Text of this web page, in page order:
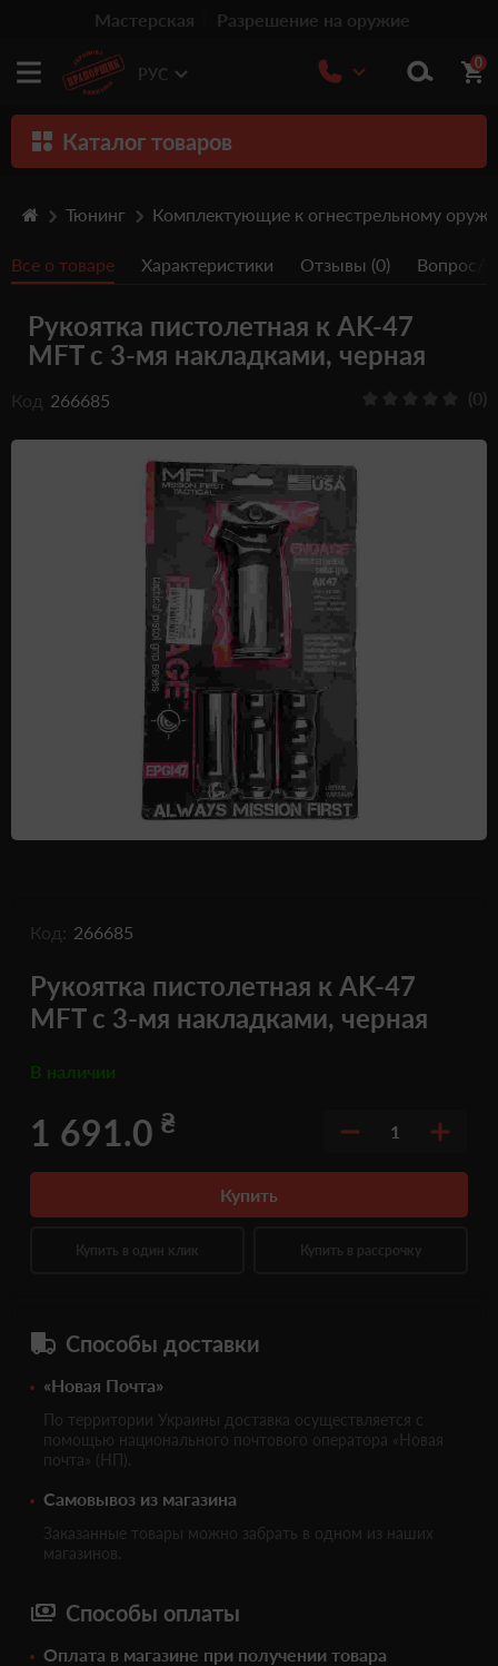
Мастерская Разрешение на оружие
РУС
0
Каталог товаров
Травматическое оружие
Пистолеты
Оптика
Тюнинг
Релоадинг патронов
Дроны (БПЛА)
Подарочные Сертификати
Тюнинг Комплектующие к огнестрельному
Все о товаре Характеристики Отзывы (0) Вопрос/
Рукоятка пистолетная к AK-47
MFT с 3-мя накладками, черная
Код 266685 (0)
Код: 266685
Рукоятка пистолетная к AK-47
MFT с 3-мя накладками, черная
В наличии
1 691.0 ₴ 1
Купить
Купить в один клик Купить в рассрочку
Способы доставки
«Новая Почта»
По территории Украины доставка осуществляется с
помощью национального почтового оператора «Новая
почта» (НП).
Самовывоз из магазина
Заказанные товары можно забрать в одном из наших
магазинов.
Способы оплаты
Оплата в магазине при получении товара